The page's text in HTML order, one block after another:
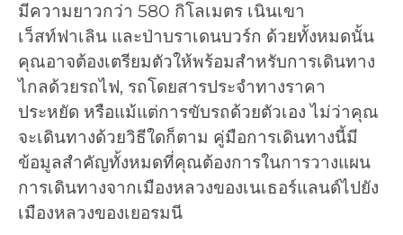
มีความยาวกว่า 580 กิโลเมตร เนินเขา
เว็สท์ฟาเลิน และป่าบราเดนบวร์ก ด้วยทั้งหมดนั้น
คุณอาจต้องเตรียมตัวให้พร้อมสำหรับการเดินทาง
ไกลด้วยรถไฟ, รถโดยสารประจำทางราคา
ประหยัด หรือแม้แต่การขับรถด้วยตัวเอง ไม่ว่าคุณ
จะเดินทางด้วยวิธีใดก็ตาม คู่มือการเดินทางนี้มี
ข้อมูลสำคัญทั้งหมดที่คุณต้องการในการวางแผน
การเดินทางจากเมืองหลวงของเนเธอร์แลนด์ไปยัง
เมืองหลวงของเยอรมนี